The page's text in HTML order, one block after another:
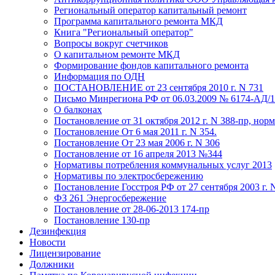
Региональный оператор капитальный ремонт
Программа капитального ремонта МКД
Книга "Региональный оператор"
Вопросы вокруг счетчиков
О капитальном ремонте МКД
Формирование фондов капитального ремонта
Информация по ОДН
ПОСТАНОВЛЕНИЕ от 23 сентября 2010 г. N 731
Письмо Минрегиона РФ от 06.03.2009 № 6174-АД/
О балконах
Постановление от 31 октября 2012 г. N 388-пр,
Постановление От 6 мая 2011 г. N 354.
Постановление От 23 мая 2006 г. N 306
Постановление от 16 апреля 2013 №344
Нормативы потребления коммунальных услуг 2013
Нормативы по электросбережению
Постановление Госстроя РФ от 27 сентября 2003 г.
ФЗ 261 Энергосбережение
Постановление от 28-06-2013 174-пр
Постановление 130-пр
Дезинфекция
Новости
Лицензирование
Должники